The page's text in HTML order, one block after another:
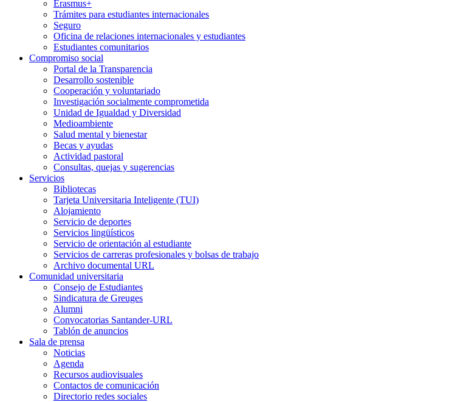
Erasmus+
Trámites para estudiantes internacionales
Seguro
Oficina de relaciones internacionales y estudiantes
Estudiantes comunitarios
Compromiso social
Portal de la Transparencia
Desarrollo sostenible
Cooperación y voluntariado
Investigación socialmente comprometida
Unidad de Igualdad y Diversidad
Medioambiente
Salud mental y bienestar
Becas y ayudas
Actividad pastoral
Consultas, quejas y sugerencias
Servicios
Bibliotecas
Tarjeta Universitaria Inteligente (TUI)
Alojamiento
Servicio de deportes
Servicios lingüísticos
Servicio de orientación al estudiante
Servicios de carreras profesionales y bolsas de trabajo
Archivo documental URL
Comunidad universitaria
Consejo de Estudiantes
Sindicatura de Greuges
Alumni
Convocatorias Santander-URL
Tablón de anuncios
Sala de prensa
Noticias
Agenda
Recursos audiovisuales
Contactos de comunicación
Directorio redes sociales